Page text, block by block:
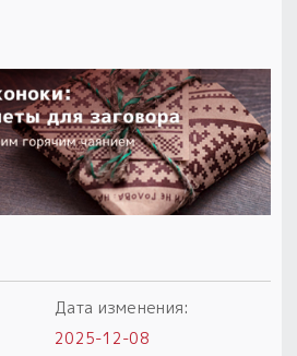
Дата изменения:
2025-12-08